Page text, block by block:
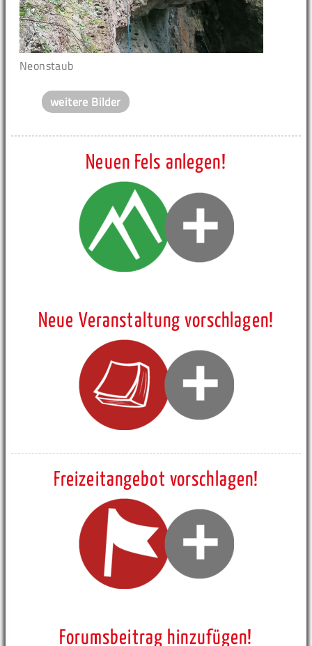
Neonstaub
weitere Bilder
Neuen Fels anlegen!
Neue Veranstaltung vorschlagen!
Freizeitangebot vorschlagen!
Forumsbeitrag hinzufügen!